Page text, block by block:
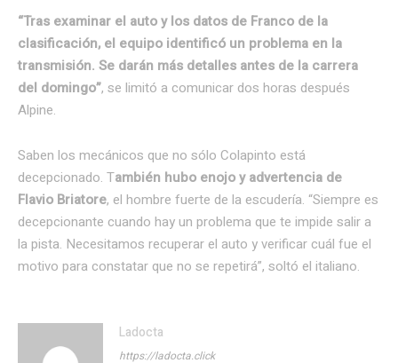
“Tras examinar el auto y los datos de Franco de la
clasificación, el equipo identificó un problema en la
transmisión. Se darán más detalles antes de la carrera
del domingo”, se limitó a comunicar dos horas después
Alpine.
Saben los mecánicos que no sólo Colapinto está
decepcionado. También hubo enojo y advertencia de
Flavio Briatore, el hombre fuerte de la escudería. “Siempre es
decepcionante cuando hay un problema que te impide salir a
la pista. Necesitamos recuperar el auto y verificar cuál fue el
motivo para constatar que no se repetirá”, soltó el italiano.
Ladocta
https://ladocta.click